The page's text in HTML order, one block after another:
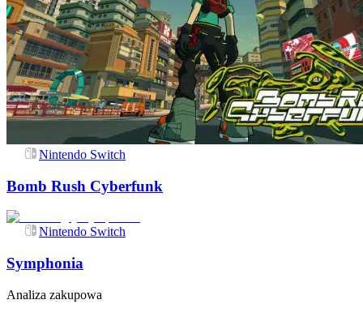
Nintendo Switch
Bomb Rush Cyberfunk
Nintendo Switch
Symphonia
Analiza zakupowa